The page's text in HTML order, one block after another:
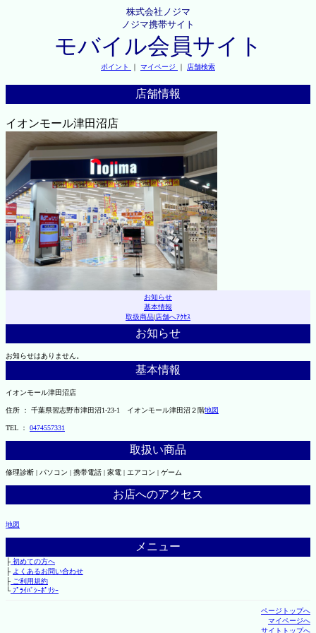
株式会社ノジマ
ノジマ携帯サイト
モバイル会員サイト
ポイント ｜ マイページ ｜ 店舗検索
店舗情報
イオンモール津田沼店
お知らせ
基本情報
取扱商品|店舗へｱｸｾｽ
お知らせ
お知らせはありません。
基本情報
イオンモール津田沼店
住所 ： 千葉県習志野市津田沼1-23-1 イオンモール津田沼２階地図
TEL ： 0474557331
取扱い商品
修理診断 | パソコン | 携帯電話 | 家電 | エアコン | ゲーム
お店へのアクセス
地図
メニュー
├初めての方へ
├ よくあるお問い合わせ
├ご利用規約
└ﾌﾟﾗｲﾊﾞｼｰﾎﾟﾘｼｰ
ページトップへ
マイページへ
サイトトップへ